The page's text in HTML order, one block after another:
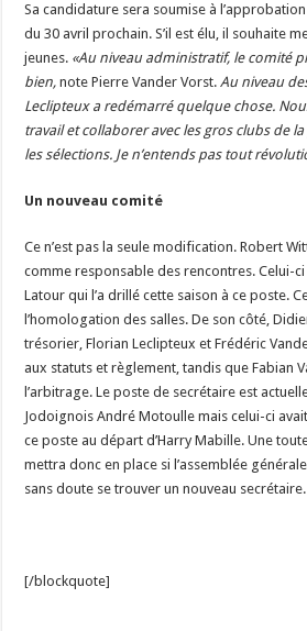
Sa candidature sera soumise à
du 30 avril prochain. S’il est élu, il souhaite
jeunes. «Au niveau administratif, le comité
bien, note Pierre Vander Vorst.Au niveau
Leclipteux a redémarré quelque chose.
travail et collaborer avec les gros clubs de
les sélections. Je n’entends pas tout
Un nouveau comité
Ce n’est pas la seule modification. Robert
comme responsable des rencontres. Celui-ci
Latour qui l’a drillé cette saison à ce poste.
l’homologation des salles. De son côté,
trésorier, Florian Leclipteux et Frédéric
aux statuts et règlement, tandis que Fabian
l’arbitrage. Le poste de secrétaire est
Jodoignois André Motoulle mais celui-ci
ce poste au départ d’Harry Mabille. Une
mettra donc en place si l’assemblée
sans doute se trouver un nouveau secrétaire.
[/blockquote]